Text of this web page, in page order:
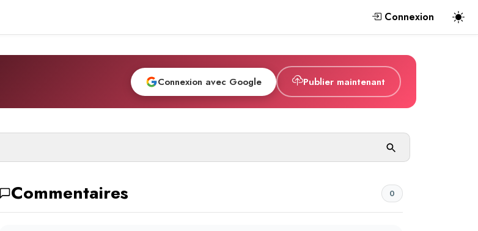
Connexion
Connexion avec Google Publier maintenant
Commentaires 0